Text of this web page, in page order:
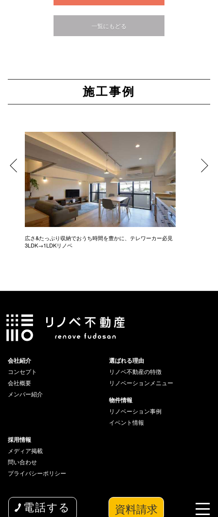
電話する 資料請求
一覧にもどる
施工事例
広さ&たっぷり収納でおうち時間を豊かに、テレワーカー必見
3LDK→1LDKリノベ
会社紹介
コンセプト
会社概要
メンバー紹介
選ばれる理由
リノベ不動産の特徴
リノベーションメニュー
物件情報
リノベーション事例
イベント情報
採用情報
メディア掲載
問い合わせ
プライバシーポリシー
copyright© 2026 wakuwaku Inc All Rights Reserved.